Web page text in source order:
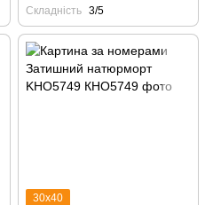
Складність 3/5
30х40